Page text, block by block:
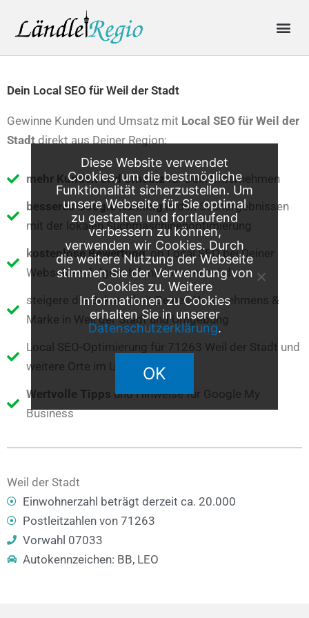
Dein Local SEO für Weil der Stadt
Gewinne Kunden und Umsatz mit Local SEO für Weil der
Stadt direkt aus Deiner Region:
mehr Kunden und Umsatzfür Dein Unternehmen
besseres Google Rankingin den Suchergebnissen
mit der lokalen Suchmaschinenoptimierung
kostenlose Bewertung, ob Local SEO bei Deiner
Webseite erfolgreich funktionieren wird
steigere die Bekanntheit Deines Unternehmens &
Marke in Weil der Stadt und Umgebung
Local SEO-Optimierung für 71263 Weil der Stadt und
weitere Orte im Umkreis
Wertvolle Tipps und Hinweise für Google My
Business
Weil der Stadt
Einwohnerzahl beträgt derzeit ca. 20.000
Postleitzahlen von 71263
Vorwahl 07033
Autokennzeichen: BB, LEO
Diese Website verwendet
Cookies, um die bestmögliche
Funktionalität sicherzustellen. Um
unsere Webseite für Sie optimal
zu gestalten und fortlaufend
verbessern zu können,
verwenden wir Cookies. Durch
die weitere Nutzung der Webseite
stimmen Sie der Verwendung von
Cookies zu. Weitere
Informationen zu Cookies
erhalten Sie in unserer
Datenschutzerklärung.
OK